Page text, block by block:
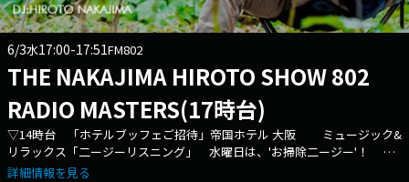
6/3水17:00-17:51FM802
THE NAKAJIMA HIROTO SHOW 802
RADIO MASTERS(17時台)
▽14時台 「ホテルブッフェご招待」帝国ホテル 大阪 ミュージック&
リラックス「二ージーリスニング」 水曜日は、'お掃除二ージー'！
▽16時台 「ヒロトお気に入りのブランドアイテムプレゼント」UNBY
詳細情報を見る